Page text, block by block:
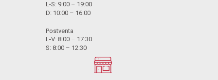
L-S: 9:00 – 19:00
D: 10:00 – 16:00
Postventa
L-V: 8:00 – 17:30
S: 8:00 – 12:30